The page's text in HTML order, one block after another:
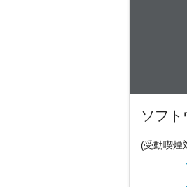
ソフ
(受動喫煙